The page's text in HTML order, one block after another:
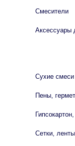
Смесители
Аксессуары
Сухие смеси
Пены,
Сетки, ленты